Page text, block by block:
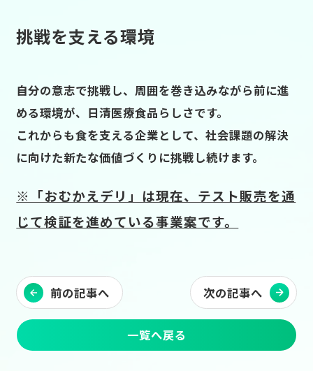
挑戦を支える環境
自分の意志で挑戦し、周囲を巻き込みながら前に進
める環境が、日清医療食品らしさです。
これからも食を支える企業として、社会課題の解決
に向けた新たな価値づくりに挑戦し続けます。
※「おむかえデリ」は現在、テスト販売を通
じて検証を進めている事業案です。
前の記事へ
一覧へ戻る
次の記事へ